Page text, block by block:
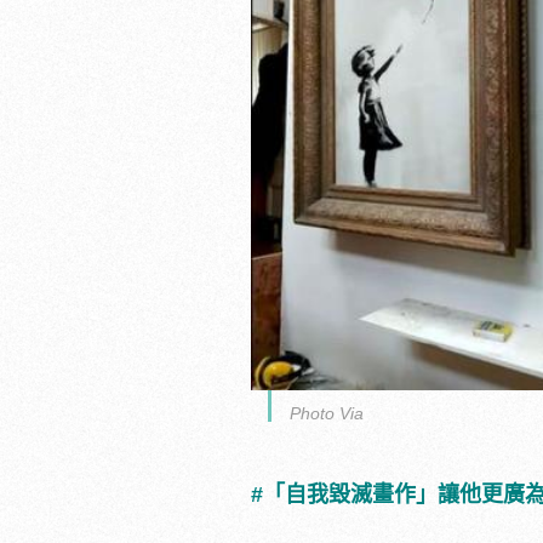
Photo Via
#「自我毀滅畫作」讓他更廣